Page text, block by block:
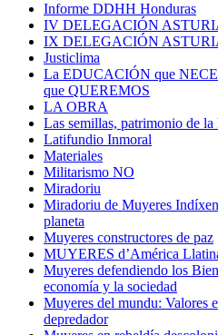
Informe DDHH Honduras
IV DELEGACIÓN
IX DELEGACIÓN
Justiclima
La EDUCACIÓN que
que QUEREMOS
LA OBRA
Las semillas, patrimonio de la
Latifundio Inmoral
Materiales
Militarismo NO
Miradoriu
Miradoriu de Muyeres
planeta
Muyeres constructores de paz
MUYERES d’América
Muyeres defendiendo los
economía y la sociedad
Muyeres del mundu: Valores
depredador